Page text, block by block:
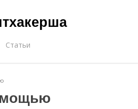
Статьи